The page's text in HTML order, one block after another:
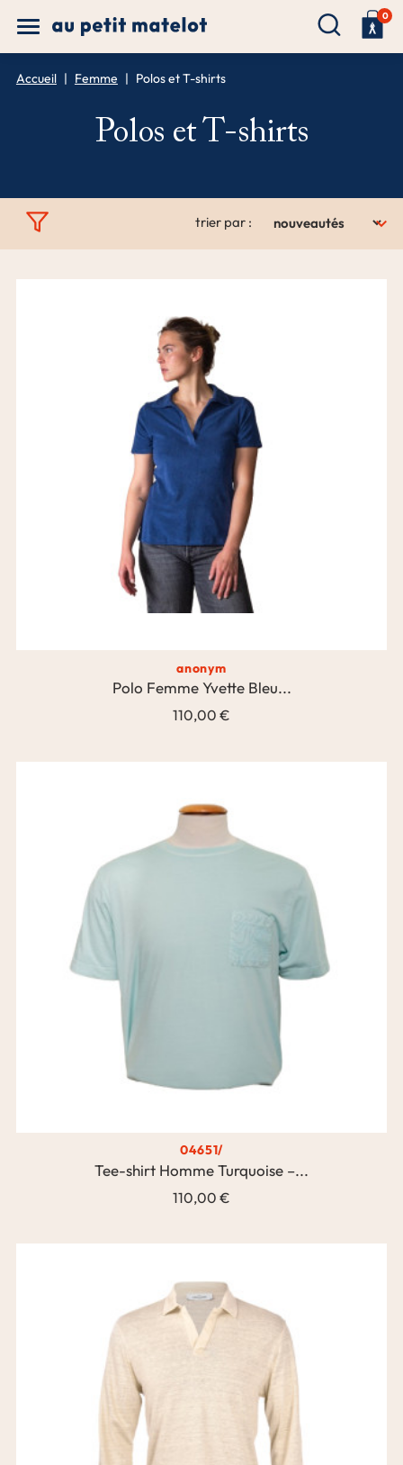
0
Accueil Femme Polos et T-shirts
Polos et T-shirts
trier par : 
anonym
Polo Femme Yvette Bleu...
110,00 €
04651/
Tee-shirt Homme Turquoise –...
110,00 €